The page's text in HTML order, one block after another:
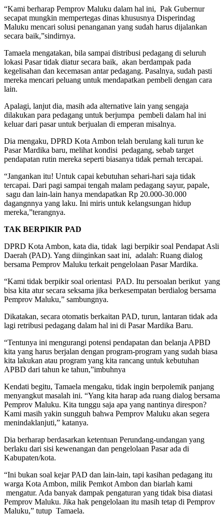
“Kami berharap Pemprov Maluku dalam hal ini, Pak Gubernur
secapat mungkin mempertegas dinas khususnya Disperindag
Maluku mencari solusi penanganan yang sudah harus dijalankan
secara baik,”sindirnya.
Tamaela mengatakan, bila sampai distribusi pedagang di seluruh
lokasi Pasar tidak diatur secara baik, akan berdampak pada
kegelisahan dan kecemasan antar pedagang. Pasalnya, sudah pasti
mereka mencari peluang untuk mendapatkan pembeli dengan cara
lain.
Apalagi, lanjut dia, masih ada alternative lain yang sengaja
dilakukan para pedagang untuk berjumpa pembeli dalam hal ini
keluar dari pasar untuk berjualan di emperan misalnya.
Dia mengaku, DPRD Kota Ambon telah berulang kali turun ke
Pasar Mardika baru, melihat kondisi pedagang, sebab target
pendapatan rutin mereka seperti biasanya tidak pernah tercapai.
“Jangankan itu! Untuk capai kebutuhan sehari-hari saja tidak
tercapai. Dari pagi sampai tengah malam pedagang sayur, papale,
sagu dan lain-lain hanya mendapatkan Rp 20.000-30.000
dagangnnya yang laku. Ini miris untuk kelangsungan hidup
mereka,”terangnya.
TAK BERPIKIR PAD
DPRD Kota Ambon, kata dia, tidak lagi berpikir soal Pendapat Asli
Daerah (PAD). Yang diinginkan saat ini, adalah: Ruang dialog
bersama Pemprov Maluku terkait pengelolaan Pasar Mardika.
“Kami tidak berpikir soal orientasi PAD. Itu persoalan berikut yang
bisa kita atur secara seksama jika berkesempatan berdialog bersama
Pemprov Maluku,” sambungnya.
Dikatakan, secara otomatis berkaitan PAD, turun, lantaran tidak ada
lagi retribusi pedagang dalam hal ini di Pasar Mardika Baru.
“Tentunya ini mengurangi potensi pendapatan dan belanja APBD
kita yang harus berjalan dengan program-program yang sudah biasa
kita lakukan atau program yang kita rancang untuk kebutuhan
APBD dari tahun ke tahun,”imbuhnya
Kendati begitu, Tamaela mengaku, tidak ingin berpolemik panjang
menyangkut masalah ini. “Yang kita harap ada ruang dialog bersama
Pemprov Maluku. Kita tunggu saja apa yang nantinya direspon?
Kami masih yakin sungguh bahwa Pemprov Maluku akan segera
menindaklanjuti,” katanya.
Dia berharap berdasarkan ketentuan Perundang-undangan yang
berlaku dari sisi kewenangan dan pengelolaan Pasar ada di
Kabupaten/kota.
“Ini bukan soal kejar PAD dan lain-lain, tapi kasihan pedagang itu
warga Kota Ambon, milik Pemkot Ambon dan biarlah kami
mengatur. Ada banyak dampak pengaturan yang tidak bisa diatasi
Pemprov Maluku. Jika hak pengelolaan itu masih tetap di Pemprov
Maluku,” tutup Tamaela.